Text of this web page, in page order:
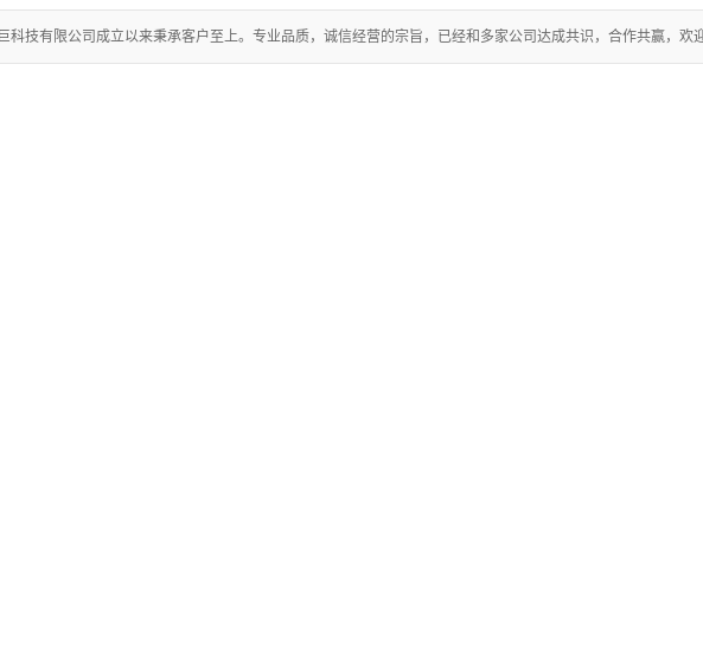
科技有限公司成立以来秉承客户至上。专业品质，诚信经营的宗旨，已经和多家公司达成共识，合作共赢，欢